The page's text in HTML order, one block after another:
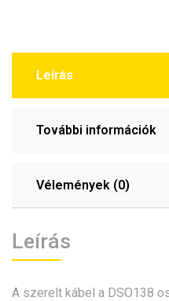
Leírás
További információk
Vélemények (0)
Leírás
A szerelt kábel a DSO138